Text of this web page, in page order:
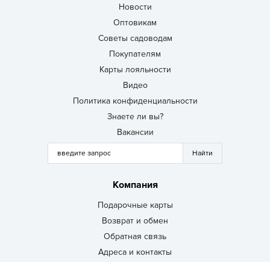
Новости
Оптовикам
Советы садоводам
Покупателям
Карты лояльности
Видео
Политика конфиденциальности
Знаете ли вы?
Вакансии
Компания
Подарочные карты
Возврат и обмен
Обратная связь
Адреса и контакты